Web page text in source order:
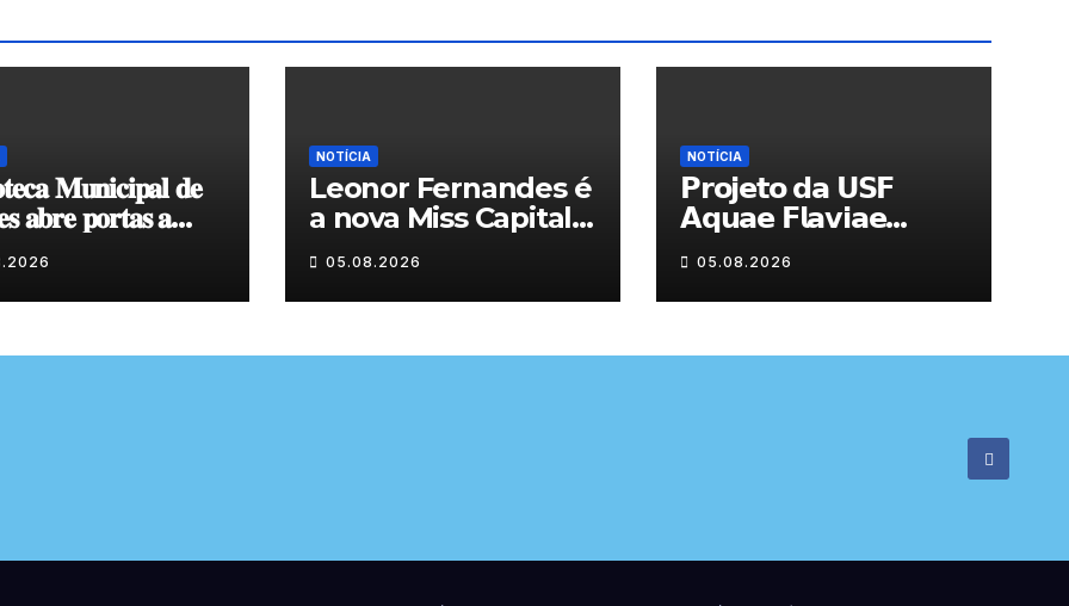
𝐌𝐮𝐧𝐢𝐜𝐢𝐩𝐚𝐥 𝐝𝐞
𝐚𝐛𝐫𝐞 𝐩𝐨𝐫𝐭𝐚𝐬 𝐚
𝐝𝐞 𝐩𝐢𝐧𝐭𝐮𝐫𝐚
𝐨 𝐦𝐞̂𝐬 𝐝𝐞 𝐚𝐠𝐨𝐬𝐭𝐨
NOTÍCIA
Leonor Fernandes é
a nova Miss Capital
do Granito
05.08.2026
NOTÍCIA
𝗣𝗿𝗼𝗷𝗲𝘁𝗼 𝗱𝗮 𝗨𝗦𝗙
𝗔𝗾𝘂𝗮𝗲 𝗙𝗹𝗮𝘃𝗶𝗮𝗲
𝗮𝗷𝘂𝗱𝗮 𝗮 𝗰𝗼𝗻𝘁𝗿𝗼𝗹𝗮𝗿 𝗮
𝗮𝗻𝘀𝗶𝗲𝗱𝗮𝗱𝗲
05.08.2026